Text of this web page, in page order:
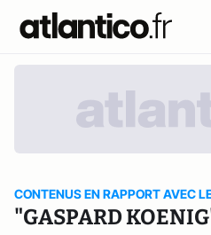
CONTENUS EN RAPPORT AVEC
"GASPARD